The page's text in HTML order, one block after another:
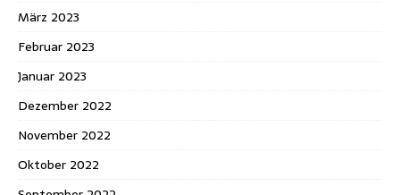
März 2023
Februar 2023
Januar 2023
Dezember 2022
November 2022
Oktober 2022